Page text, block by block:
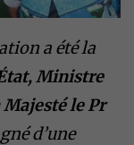
a été la
Ministre
le Pr
d’une